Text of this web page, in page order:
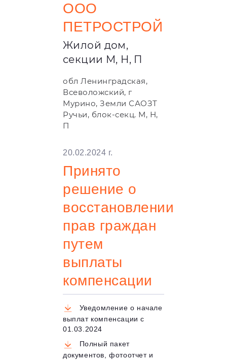
ООО
ПЕТРОСТРОЙ
Жилой дом,
секции М, Н, П
обл Ленинградская,
Всеволожский, г
Мурино, Земли САОЗТ
Ручьи, блок-секц. М, Н,
П
20.02.2024 г.
Принято
решение о
восстановлении
прав граждан
путем
выплаты
компенсации
Уведомление о начале
выплат компенсации с
01.03.2024
Полный пакет
документов, фотоотчет и